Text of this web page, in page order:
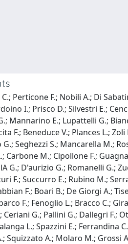
Perticone F.; Nobili A.; Di
I.; Prisco D.; Silvestri E.;
Mannarino E.; Lupattelli G.;
F.; Beneduce V.; Plances L.;
Seghezzi S.; Mancarella M.;
M.; Cipollone F.;
D'aurizio G.; Romanelli G.;
F.; Succurro E.; Rubino M.;
F.; Boari B.; De Giorgi A.;
F.; Fenoglio L.; Bracco C.;
G.; Pallini G.; Dallegri F.;
L.; Spazzini E.; Ferrandina
A.; Molaro M.; Grossi